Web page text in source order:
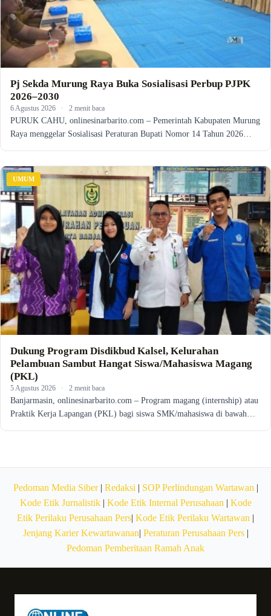
Pj Sekda Murung Raya Buka Sosialisasi Perbup PJPK
2026–2030
6 Agustus 2026 · 2 menit baca
PURUK CAHU, onlinesinarbarito.com – Pemerintah Kabupaten Murung
Raya menggelar Sosialisasi Peraturan Bupati Nomor 14 Tahun 2026…
UMUM
Dukung Program Disdikbud Kalsel, Kelurahan
Pelambuan Sambut Hangat Siswa/Mahasiswa Magang
(PKL)
5 Agustus 2026 · 2 menit baca
Banjarmasin, onlinesinarbarito.com – Program magang (internship) atau
Praktik Kerja Lapangan (PKL) bagi siswa SMK/mahasiswa di bawah…
Pedoman Media Siber| Redaksi | SOP Perlindungan Wartawan |
Kode Etik Jurnalistik| Kode Etik Internal Perusahaan | Kode
Etik Perilaku Perusahaan Pers| Kode Etik Perilaku Wartawan |
Jenjang Karier Kewartawanan| Peraturan Perusahaan Pers|
Pedoman Pemberitaan Ramah Anak